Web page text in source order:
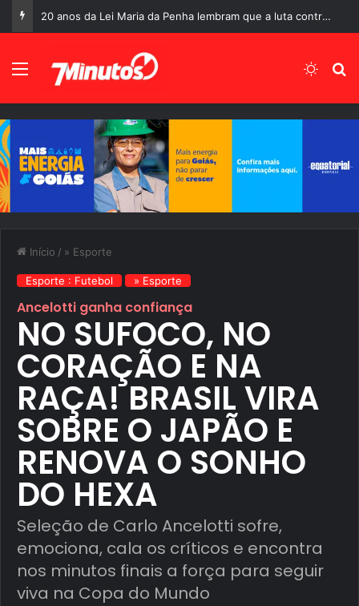
O último ato da maior estrela de Hollywood:
Menu
Início / » Esporte
Esporte : Futebol » Esporte
Ancelotti ganha confiança
NO SUFOCO, NO
CORAÇÃO E NA
RAÇA! BRASIL VIRA
SOBRE O JAPÃO E
RENOVA O SONHO
DO HEXA
Seleção de Carlo Ancelotti sofre,
emociona, cala os críticos e encontra
nos minutos finais a força para seguir
viva na Copa do Mundo